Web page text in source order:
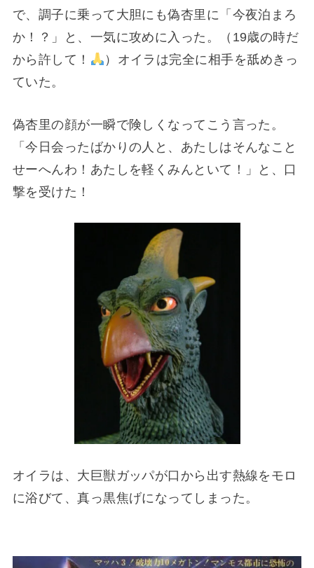
で、調子に乗って大胆にも偽杏里に「今夜泊まろ
か！？」と、一気に攻めに入った。（19歳の時だ
から許して！
）オイラは完全に相手を舐めきっ
ていた。
偽杏里の顔が一瞬で険しくなってこう言った。
「今日会ったばかりの人と、あたしはそんなこと
せーへんわ！あたしを軽くみんといて！」と、口
撃を受けた！
オイラは、大巨獣ガッパが口から出す熱線をモロ
に浴びて、真っ黒焦げになってしまった。